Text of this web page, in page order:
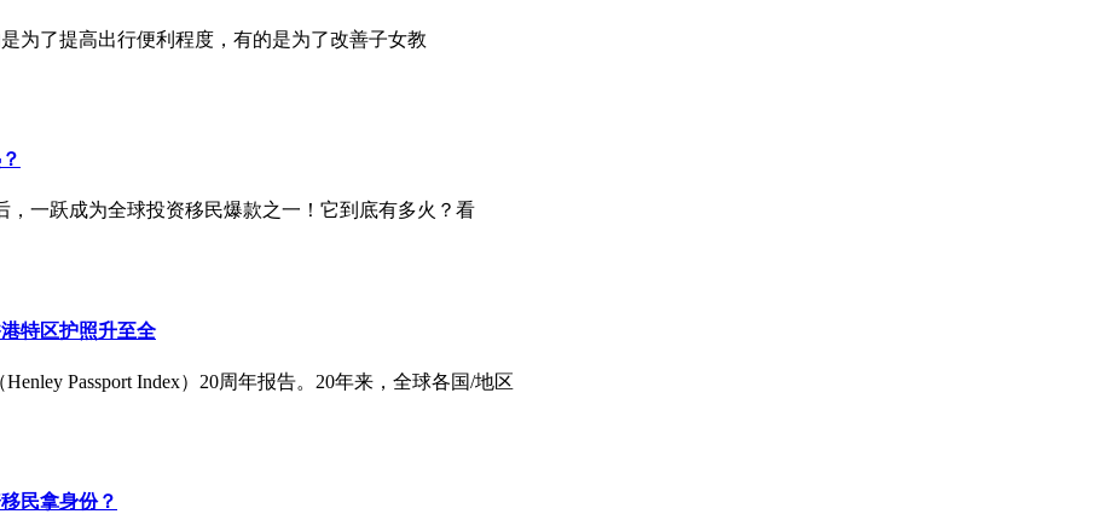
为了提高出行便利程度，有的是为了改善子女教
，一跃成为全球投资移民爆款之一！它到底有多火？看
特区护照升至全
Passport Index）20周年报告。20年来，全球各国/地区
民拿身份？